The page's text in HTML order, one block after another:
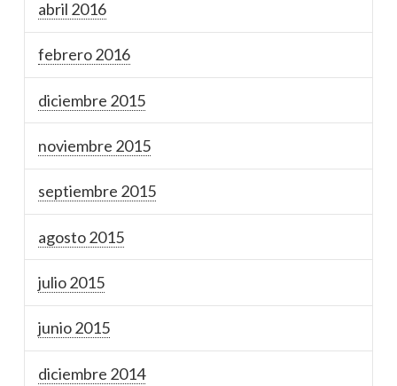
abril 2016
febrero 2016
diciembre 2015
noviembre 2015
septiembre 2015
agosto 2015
julio 2015
junio 2015
diciembre 2014